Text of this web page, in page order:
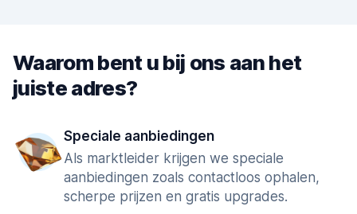
Waarom bent u bij ons aan het
juiste adres?
Speciale aanbiedingen
Als marktleider krijgen we speciale
aanbiedingen zoals contactloos ophalen,
scherpe prijzen en gratis upgrades.